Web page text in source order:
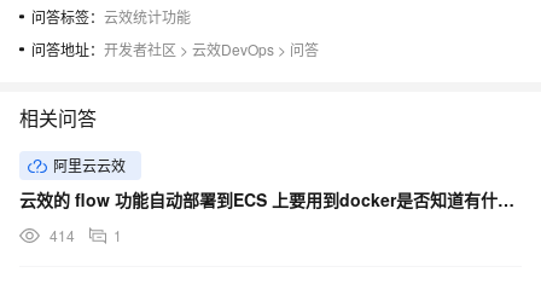
问答标签： 云效统计功能
问答地址： 开发者社区 > 云效DevOps > 问答
相关问答
阿里云云效
云效的 flow 功能自动部署到ECS 上要用到docker是否知道有什么方案可以绕过这个配置吗？
414 1